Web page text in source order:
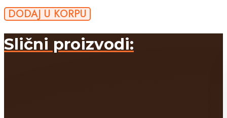
burger
110X110X75
crvena
količina
DODAJ U KORPU
Slični proizvodi: